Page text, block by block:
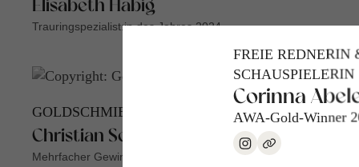
Elisabeth Habig
Trauringspezialist:in des Jahres 2024
GOLDSCHMIEDE-MEISTER
Christian Sommer
Mehrfacher Gewinner des AWA
FREIE REDNERIN
SCHAUSPIELERIN
Corinna
AWA-Gold-Winner